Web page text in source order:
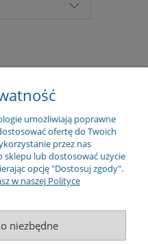
ZAPISZ SIĘ
umożliwiają poprawne
ofertę do Twoich
przez nas
sklepu lub dostosować użycie
opcję "Dostosuj zgody".
w naszej Polityce
niezbędne